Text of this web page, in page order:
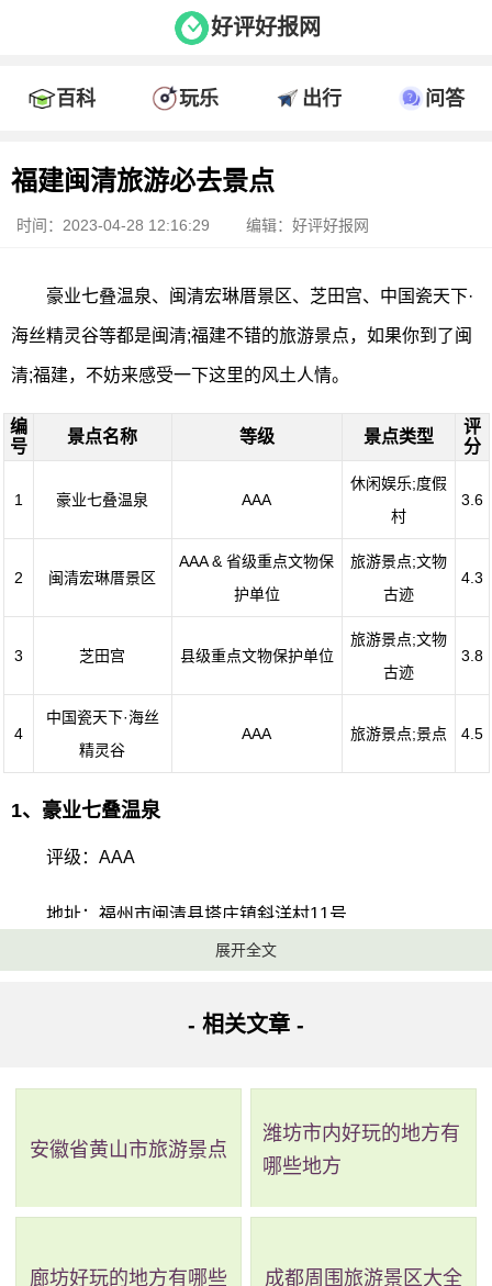
好评好报网
百科 玩乐 出行 问答
福建闽清旅游必去景点
时间：2023-04-28 12:16:29 编辑：好评好报网
豪业七叠温泉、闽清宏琳厝景区、芝田宫、中国瓷天下·
海丝精灵谷等都是闽清;福建不错的旅游景点，如果你到了闽
清;福建，不妨来感受一下这里的风土人情。
编
号
景点名称 等级 景点类型
评
分
1 豪业七叠温泉 AAA
休闲娱乐;度假
村
3.6
2 闽清宏琳厝景区
AAA & 省级重点文物保
护单位
旅游景点;文物
古迹
4.3
3 芝田宫 县级重点文物保护单位
旅游景点;文物
古迹
3.8
4
中国瓷天下·海丝
精灵谷
AAA 旅游景点;景点 4.5
1、豪业七叠温泉
评级：AAA
地址：福州市闽清县塔庄镇斜洋村11号
七叠温泉位于福建省闽清县塔庄镇斜洋村，距离福州市
75公里。温泉水温高达48℃，属碳酸氢钠泉。景区设施完
准游泳池等。此外，还设有餐饮住宿、会议接待、农业观光
等功能。七叠温泉景区已成为高山温泉中的一大奇观。
展开全文
- 相关文章 -
安徽省黄山市旅游景点
潍坊市内好玩的地方有
哪些地方
廊坊好玩的地方有哪些 成都周围旅游景区大全